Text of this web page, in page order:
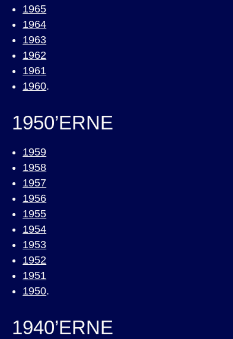
1965
1964
1963
1962
1961
1960.
1950’ERNE
1959
1958
1957
1956
1955
1954
1953
1952
1951
1950.
1940’ERNE